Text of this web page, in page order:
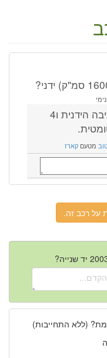
קיימים 5 הילוכים בתיבה הידנית ו4
מטעם קארז
(ללא התחייבות)